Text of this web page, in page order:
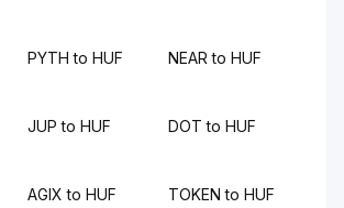
PYTH to HUF NEAR to HUF
JUP to HUF DOT to HUF
AGIX to HUF TOKEN to HUF